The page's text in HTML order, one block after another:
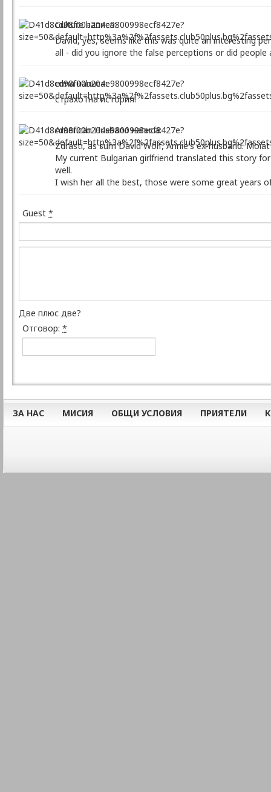
Culture написа:
David, yes, seems like this was quite an interesting
all - did you ignore the false perceptions or did people
enna написа:
страхотна история!
American Husband написа:
Zdrasti, as sum David Wolf, Annie's ex-husband.
My current Bulgarian girlfriend translated this story
well.
I wish her all the best, those were some great years
Guest *
Две плюс две?
Отговор: *
ЗА НАС МИСИЯ ОБЩИ УСЛОВИЯ ПРИЯТЕЛИ